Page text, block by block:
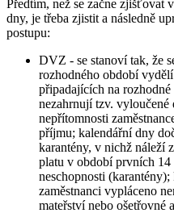
Předtím, než se začne zjišťovat
dny, je třeba zjistit a následně
postupu:
DVZ - se stanoví tak, že
rozhodného období
připadajících na
nezahrnují tzv.
nepřítomnosti
příjmu; kalendářní dny
karantény, v nichž náleží
platu v období prvních
neschopnosti
zaměstnanci vypláceno
mateřství nebo ošetřovné